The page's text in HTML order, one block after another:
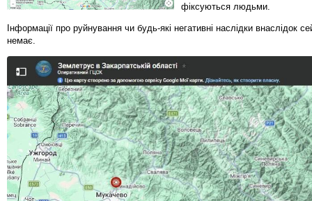
фіксуються людьми.
Інформації про руйнування чи будь-які негативні наслідки внаслідок
немає.